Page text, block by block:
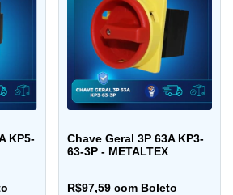
KP5-
Chave Geral 3P 63A KP3-
63-3P - METALTEX
R$97,59 com Boleto